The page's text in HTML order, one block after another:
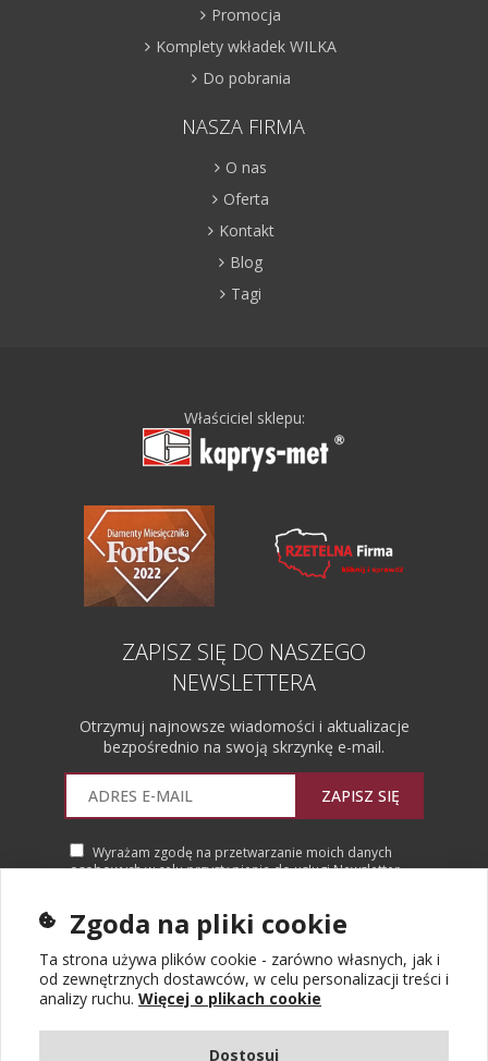
Promocja
Komplety wkładek WILKA
Do pobrania
NASZA FIRMA
O nas
Oferta
Kontakt
Blog
Tagi
Właściciel sklepu:
ZAPISZ SIĘ DO NASZEGO
NEWSLETTERA
Otrzymuj najnowsze wiadomości i aktualizacje
bezpośrednio na swoją skrzynkę e-mail.
ZAPISZ SIĘ
Wyrażam zgodę na przetwarzanie moich danych
osobowych w celu przystąpienia do usługi Newsletter.
Zgoda na pliki cookie
Ta strona używa plików cookie - zarówno własnych, jak i
od zewnętrznych dostawców, w celu personalizacji treści i
analizy ruchu. Więcej o plikach cookie
Dostosuj